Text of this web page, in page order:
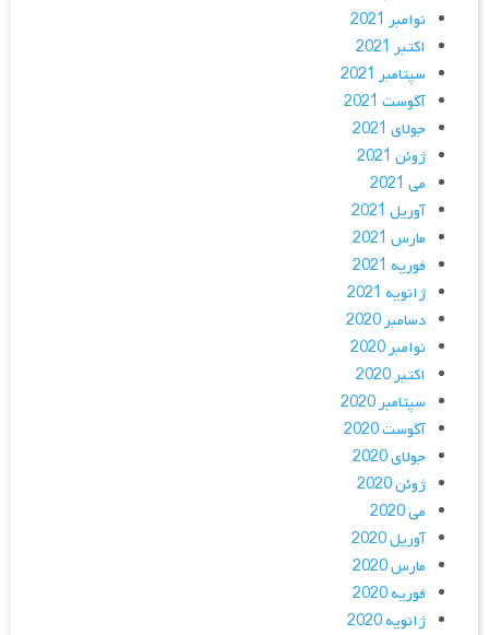
نوامبر 2021
اکتبر 2021
سپتامبر 2021
آگوست 2021
جولای 2021
ژوئن 2021
می 2021
آوریل 2021
مارس 2021
فوریه 2021
ژانویه 2021
دسامبر 2020
نوامبر 2020
اکتبر 2020
سپتامبر 2020
آگوست 2020
جولای 2020
ژوئن 2020
می 2020
آوریل 2020
مارس 2020
فوریه 2020
ژانویه 2020